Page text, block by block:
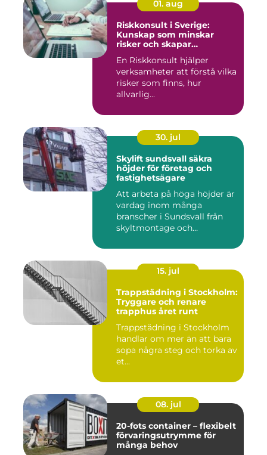
01. aug
Riskkonsult i Sverige:
Kunskap som minskar
risker och skapar
En Riskkonsult hjälper
verksamheter att förstå vilka
risker som finns, hur
allvarlig...
30. jul
Skylift sundsvall säkra
höjder för företag och
fastighetsägare
Att arbeta på höga höjder är
vardag inom många
branscher i Sundsvall från
skyltmontage och
15. jul
Trappstädning i Stockholm:
Tryggare och renare
trapphus året runt
Trappstädning i Stockholm
handlar om mer än att bara
sopa några steg och torka av
et...
08. jul
20-fots container – flexibelt
förvaringsutrymme för
många behov